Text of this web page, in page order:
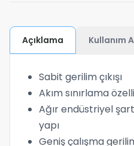
Açıklama Kullanım
Sabit gerilim çıkışı
Akım sınırlama
Ağır endüstriyel
yapı
Geniş çalışma